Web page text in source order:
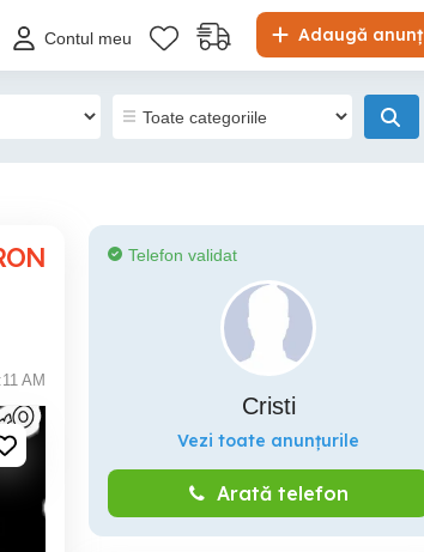
Adaugă anunț
Contul meu
AM
Telefon validat
Cristi
Vezi toate anunțurile
Arată telefon